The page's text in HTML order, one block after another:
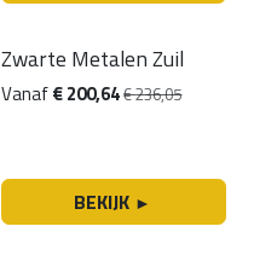
15% korting
Zwarte Metalen Zuil
Vanaf€200,64€236,05
BEKIJK ►